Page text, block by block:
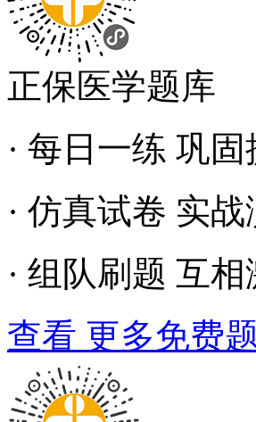
正保医学题库
· 每日一练 巩固
· 仿真试卷 实战
· 组队刷题 互相
查看 更多免费